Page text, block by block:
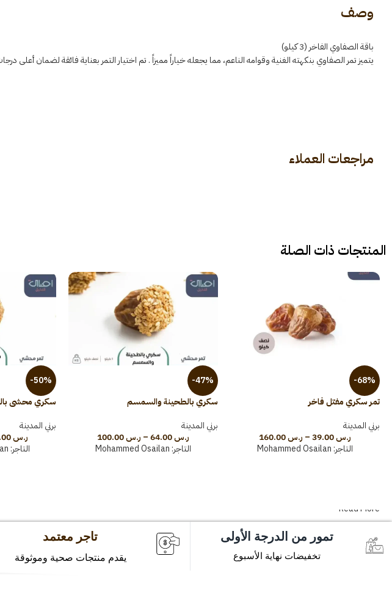
وصف
باقة الصفاوي الفاخر (3 كيلو)
يتميز تمر الصفاوي بنكهته الغنية وقوامه الناعم، مما يجعله خياراً مميزاً . تم اختيار التمر بعناية فائقة لضمان
مراجعات العملاء
المنتجات ذات الصلة
-68%
تمر سكري مفتل فاخر
برني المدينة
ر.س39.00
– ر.س160.00
التاجر: Mohammed Osailan
-47%
سكري بالطحينة والسمسم
برني المدينة
ر.س64.00
– ر.س100.00
التاجر: Mohammed Osailan
-50%
سكري محشي
برني المدينة
ر.س64.00
التاجر:
Read More
تمور من الدرجة الأولى
تخفيضات نهاية الأسبوع
تاجر معتمد
يقدم منتجات صحية وموثوقة